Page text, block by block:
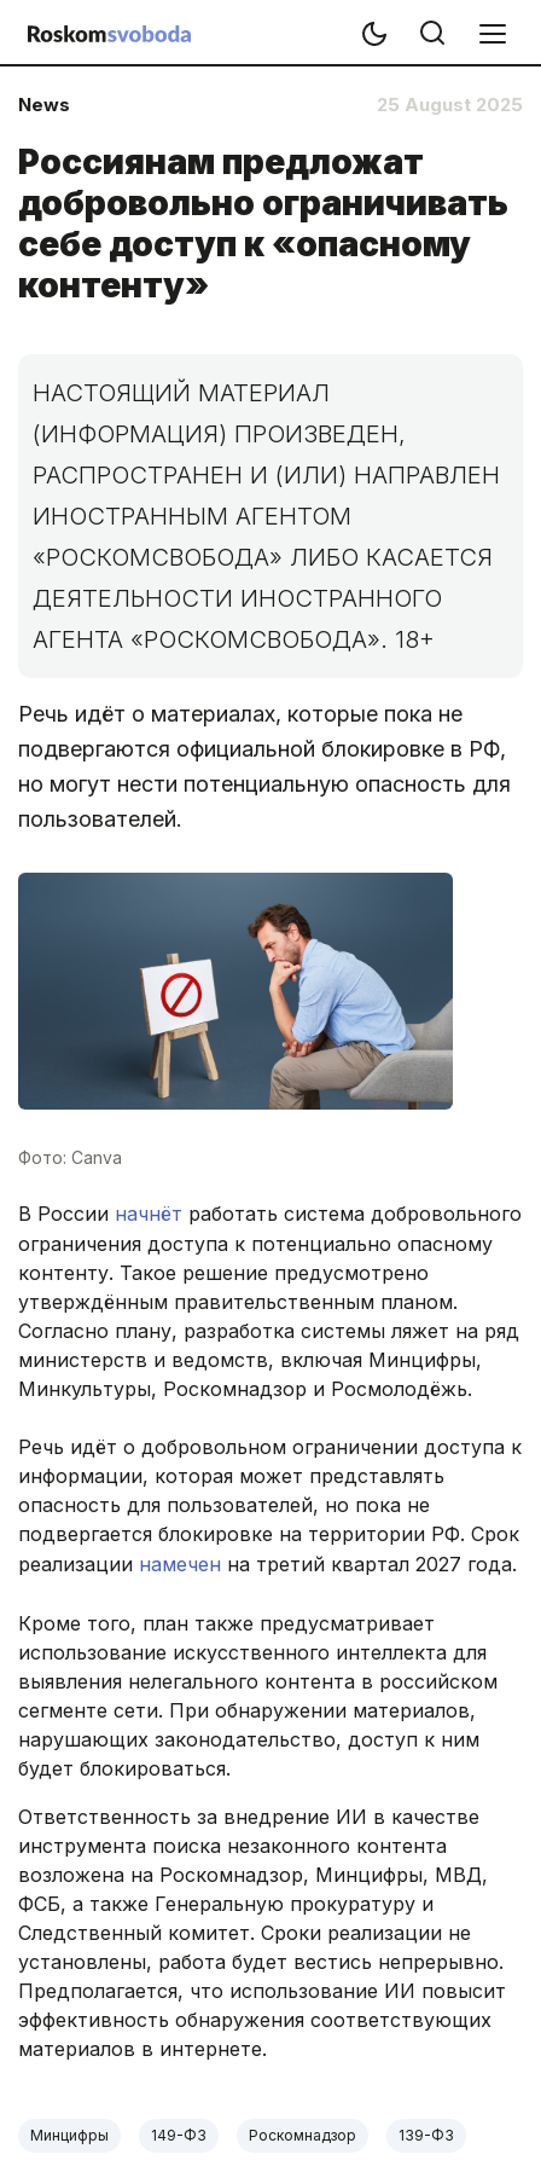
News 25 August 2025
Россиянам предложат
добровольно ограничивать
себе доступ к «опасному
контенту»
НАСТОЯЩИЙ МАТЕРИАЛ
(ИНФОРМАЦИЯ) ПРОИЗВЕДЕН,
РАСПРОСТРАНЕН И (ИЛИ) НАПРАВЛЕН
ИНОСТРАННЫМ АГЕНТОМ
«РОСКОМСВОБОДА» ЛИБО КАСАЕТСЯ
ДЕЯТЕЛЬНОСТИ ИНОСТРАННОГО
АГЕНТА «РОСКОМСВОБОДА». 18+
Речь идёт о материалах, которые пока не
подвергаются официальной блокировке в РФ,
но могут нести потенциальную опасность для
пользователей.
Фото: Canva
В России начнёт работать система добровольного
ограничения доступа к потенциально опасному
контенту. Такое решение предусмотрено
утверждённым правительственным планом.
Согласно плану, разработка системы ляжет на ряд
министерств и ведомств, включая Минцифры,
Минкультуры, Роскомнадзор и Росмолодёжь.
Речь идёт о добровольном ограничении доступа к
информации, которая может представлять
опасность для пользователей, но пока не
подвергается блокировке на территории РФ. Срок
реализации намечен на третий квартал 2027 года.
Кроме того, план также предусматривает
использование искусственного интеллекта для
выявления нелегального контента в российском
сегменте сети. При обнаружении материалов,
нарушающих законодательство, доступ к ним
будет блокироваться.
Ответственность за внедрение ИИ в качестве
инструмента поиска незаконного контента
возложена на Роскомнадзор, Минцифры, МВД,
ФСБ, а также Генеральную прокуратуру и
Следственный комитет. Сроки реализации не
установлены, работа будет вестись непрерывно.
Предполагается, что использование ИИ повысит
эффективность обнаружения соответствующих
материалов в интернете.
Минцифры 149-ФЗ Роскомнадзор 139-ФЗ